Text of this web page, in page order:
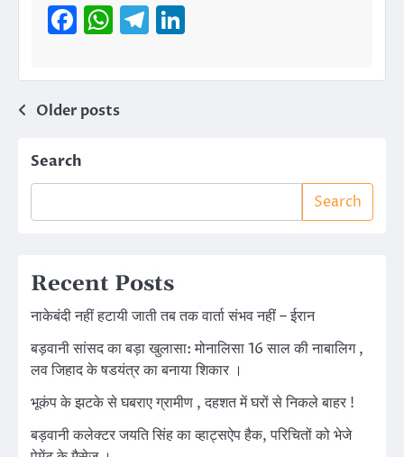
Facebook
WhatsApp
Telegram
Posts
navigation
Older posts
Search
Search
Recent Posts
नाकेबंदी नहीं हटायी जाती तब तक वार्ता संभव नहीं – ईरान
बड़वानी सांसद का बड़ा खुलासा: मोनालिसा 16 साल की नाबालिग ,
लव जिहाद के षडयंत्र का बनाया शिकार ।
भूकंप के झटके से घबराए ग्रामीण , दहशत में घरों से निकले बाहर !
बड़वानी कलेक्टर जयति सिंह का व्हाट्सऐप हैक, परिचितों को भेजे